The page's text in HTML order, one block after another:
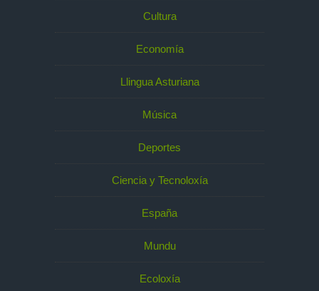
Cultura
Economía
Llingua Asturiana
Música
Deportes
Ciencia y Tecnoloxía
España
Mundu
Ecoloxía